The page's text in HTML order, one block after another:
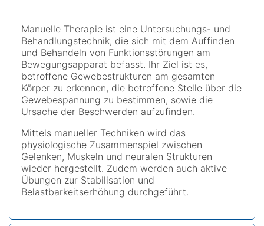
Manuelle Therapie ist eine Untersuchungs- und
Behandlungstechnik, die sich mit dem Auffinden
und Behandeln von Funktionsstörungen am
Bewegungsapparat befasst. Ihr Ziel ist es,
betroffene Gewebestrukturen am gesamten
Körper zu erkennen, die betroffene Stelle über die
Gewebespannung zu bestimmen, sowie die
Ursache der Beschwerden aufzufinden.
Mittels manueller Techniken wird das
physiologische Zusammenspiel zwischen
Gelenken, Muskeln und neuralen Strukturen
wieder hergestellt. Zudem werden auch aktive
Übungen zur Stabilisation und
Belastbarkeitserhöhung durchgeführt.